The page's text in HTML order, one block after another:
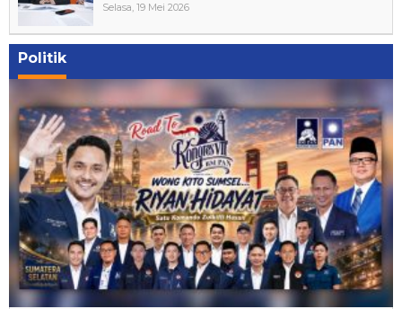
Selasa, 19 Mei 2026
Politik